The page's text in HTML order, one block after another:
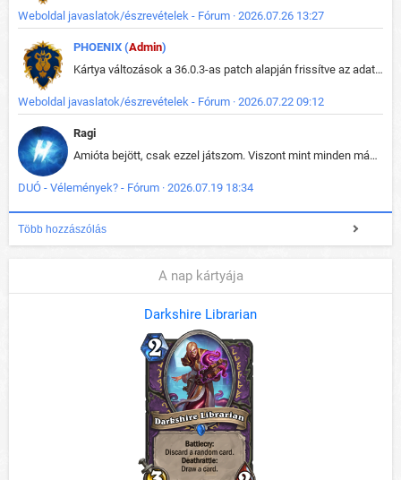
Weboldal javaslatok/észrevételek - Fórum · 2026.07.26 13:27
PHOENIX (Admin)
Kártya változások a 36.0.3-as patch alapján frissítve az adatbázisban (képek is cserélve).
Weboldal javaslatok/észrevételek - Fórum · 2026.07.22 09:12
Ragi
Amióta bejött, csak ezzel játszom. Viszont mint minden más - akár az alapjáték is, ez is baromira összetett lett. Néha már pár kör után is esélytelen az egész. Vagy irreállisan túltápol valaki, vagy lelép a partner, vagy csak hülye mint a segg. És amikor eljönne az én időm, na akkor jön el mindenki másé is. Engem jobban érdekelne, hogy ki milyen ratingen szokott játszani. Na ez lenne egy érdekes adat.
DUÓ - Vélemények? - Fórum · 2026.07.19 18:34
Több hozzászólás
A nap kártyája
Darkshire Librarian